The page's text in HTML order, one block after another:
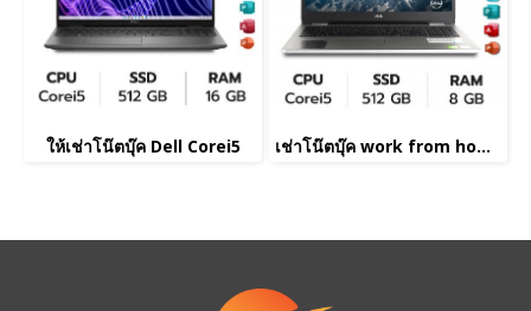
ให้เช่าโน๊ตบุ๊ค Dell Corei5 เช่าโน๊ตบุ๊ค work from home